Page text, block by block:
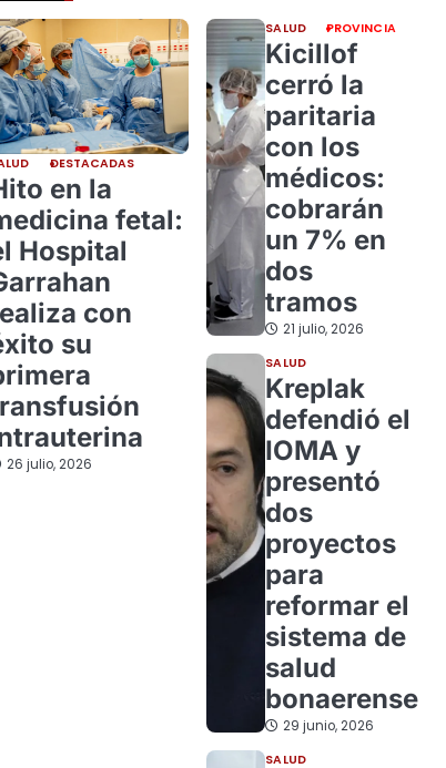
DESTACADAS
en la
fetal:
Hospital
con
su
26 julio, 2026
SALUD PROVINCIA
Kicillof
cerró la
paritaria
con los
médicos:
cobrarán
un 7% en
dos
tramos
21 julio, 2026
SALUD
Kreplak
defendió el
IOMA y
presentó
dos
proyectos
para
reformar el
sistema de
salud
bonaerense
29 junio, 2026
SALUD